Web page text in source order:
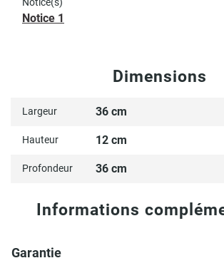
Notice(s)
Notice 1
Dimensions
Largeur 36 cm
Hauteur 12 cm
Profondeur 36 cm
Informations
Garantie